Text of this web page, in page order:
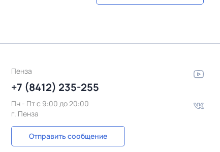
Пенза
+7 (8412) 235-255
Пн - Пт c 9:00 до 20:00
г. Пенза
Отправить сообщение